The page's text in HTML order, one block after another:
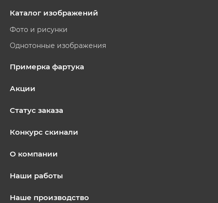
Каталог изображений
Фото и рисунки
Однотонные изображения
Примерка фартука
Акции
Статус заказа
Конкурс скинали
О компании
Наши работы
Наше производство